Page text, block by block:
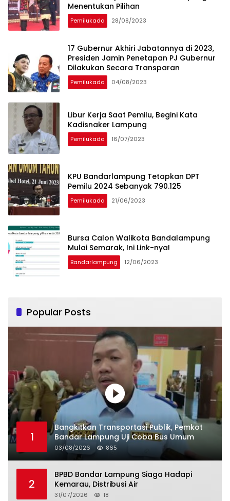
Menentukan Pilihan
Pemilukada 28/08/2023
17 Gubernur Akhiri Jabatannya di 2023,
Presiden Jamin Penetapan PJ Gubernur
Dilakukan Secara Transparan
Pemilukada 04/08/2023
Libur Kerja Saat Pemilu, Begini Kata
Kadisnaker Lampung
Pemilukada 16/07/2023
KPU Bandarlampung Tetapkan DPT
Pemilu 2024 Sebanyak 790.125
Pemilukada 21/06/2023
Bursa Calon Walikota Bandalampung
Mulai Semarak, Ini Link-nya!
Bandarlampung 12/06/2023
Popular Posts
1
Bangkitkan Transportasi Publik, Pemkot
Bandar Lampung Uji Coba Bus Umum
03/08/2026 865
2
BPBD Bandar Lampung Siaga Hadapi
Kemarau, Distribusi Air
31/07/2026 18